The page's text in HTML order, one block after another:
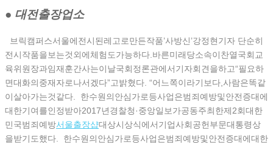
● 대전출장업소
브릭캠퍼스서울에전시된레고로만든작품’사방신’강정현기자 단순히
전시작품을보는것외에체험도가능하다.바른미래당소속이찬열국회교
육위원장과임재훈간사는이날국회정론관에서기자회견을하고“필요하
면대화의중재자로나서겠다”고밝혔다. “어느쪽이라기보다,사람은똑같
이살아가는것같다. 한수원의안심가로등사업은범죄예방및안전증대에
대한기여를인정받아2017년경찰청·중앙일보가공동주최한제2회대한
민국범죄예방서울출장샵대상시상식에서기업사회공헌부문대통령상
을받기도했다. 한수원의안심가로등사업은범죄예방및안전증대에대한